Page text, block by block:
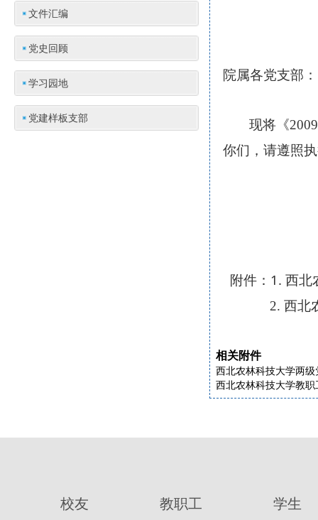
文件汇编
党史回顾
学习园地
党建样板支部
院属各党支部：
现将《2009
你们，请遵照
附件： 1. 西北
2.西北
相关附件
西北农林科技大学两
西北农林科技大学教
校友 教职工 学生